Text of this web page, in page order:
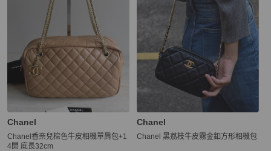
Chanel
Chanel香奈兒棕色牛皮相機單肩包+1
4開 底長32cm
Chanel
Chanel 黑荔枝牛皮霧金釦方形相機包